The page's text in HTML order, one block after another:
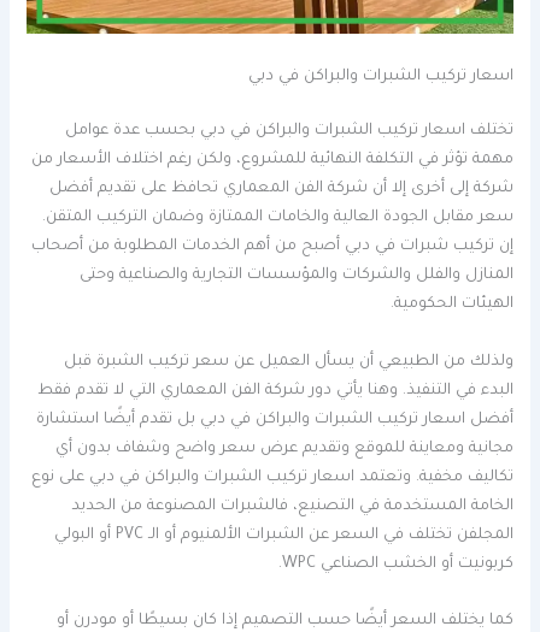
اسعار تركيب الشبرات والبراكن في دبي
تختلف اسعار تركيب الشبرات والبراكن في دبي بحسب عدة عوامل
مهمة تؤثر في التكلفة النهائية للمشروع، ولكن رغم اختلاف الأسعار من
شركة إلى أخرى إلا أن شركة الفن المعماري تحافظ على تقديم أفضل
سعر مقابل الجودة العالية والخامات الممتازة وضمان التركيب المتقن.
إن تركيب شبرات في دبي أصبح من أهم الخدمات المطلوبة من أصحاب
المنازل والفلل والشركات والمؤسسات التجارية والصناعية وحتى
الهيئات الحكومية.
ولذلك من الطبيعي أن يسأل العميل عن سعر تركيب الشبرة قبل
البدء في التنفيذ. وهنا يأتي دور شركة الفن المعماري التي لا تقدم فقط
أفضل اسعار تركيب الشبرات والبراكن في دبي بل تقدم أيضًا استشارة
مجانية ومعاينة للموقع وتقديم عرض سعر واضح وشفاف بدون أي
تكاليف مخفية. وتعتمد اسعار تركيب الشبرات والبراكن في دبي على نوع
الخامة المستخدمة في التصنيع، فالشبرات المصنوعة من الحديد
المجلفن تختلف في السعر عن الشبرات الألمنيوم أو الـ PVC أو البولي
كربونيت أو الخشب الصناعي WPC.
كما يختلف السعر أيضًا حسب التصميم إذا كان بسيطًا أو مودرن أو